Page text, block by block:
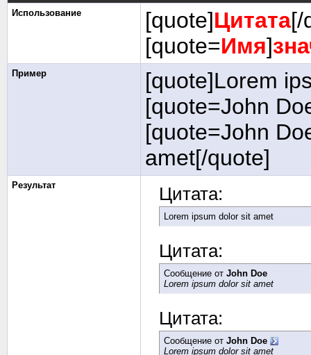
Использование [quote]Цитата[/
[quote=Имя]
Пример
[quote]Lorem
[quote=John
[quote=John
amet[/quote]
Результат Цитата:
Lorem ipsum dolor sit amet
Цитата:
Сообщение от John Doe
Lorem ipsum dolor sit amet
Цитата:
Сообщение от John Doe
Lorem ipsum dolor sit amet